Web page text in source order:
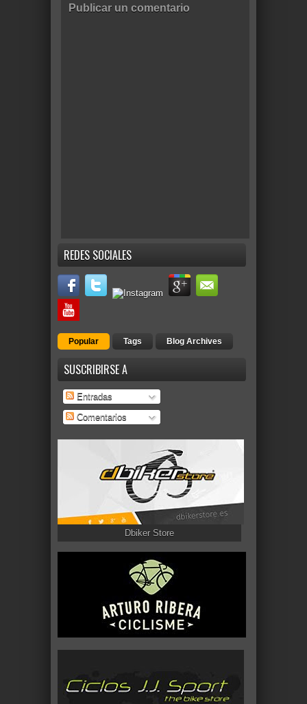
Publicar un comentario
REDES SOCIALES
Popular Tags Blog Archives
SUSCRIBIRSE A
Entradas
Comentarios
Dbiker Store